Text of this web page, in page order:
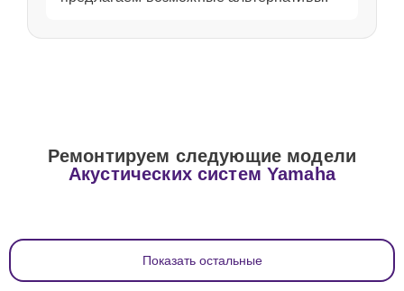
Ремонтируем следующие модели
Акустических систем Yamaha
Показать остальные